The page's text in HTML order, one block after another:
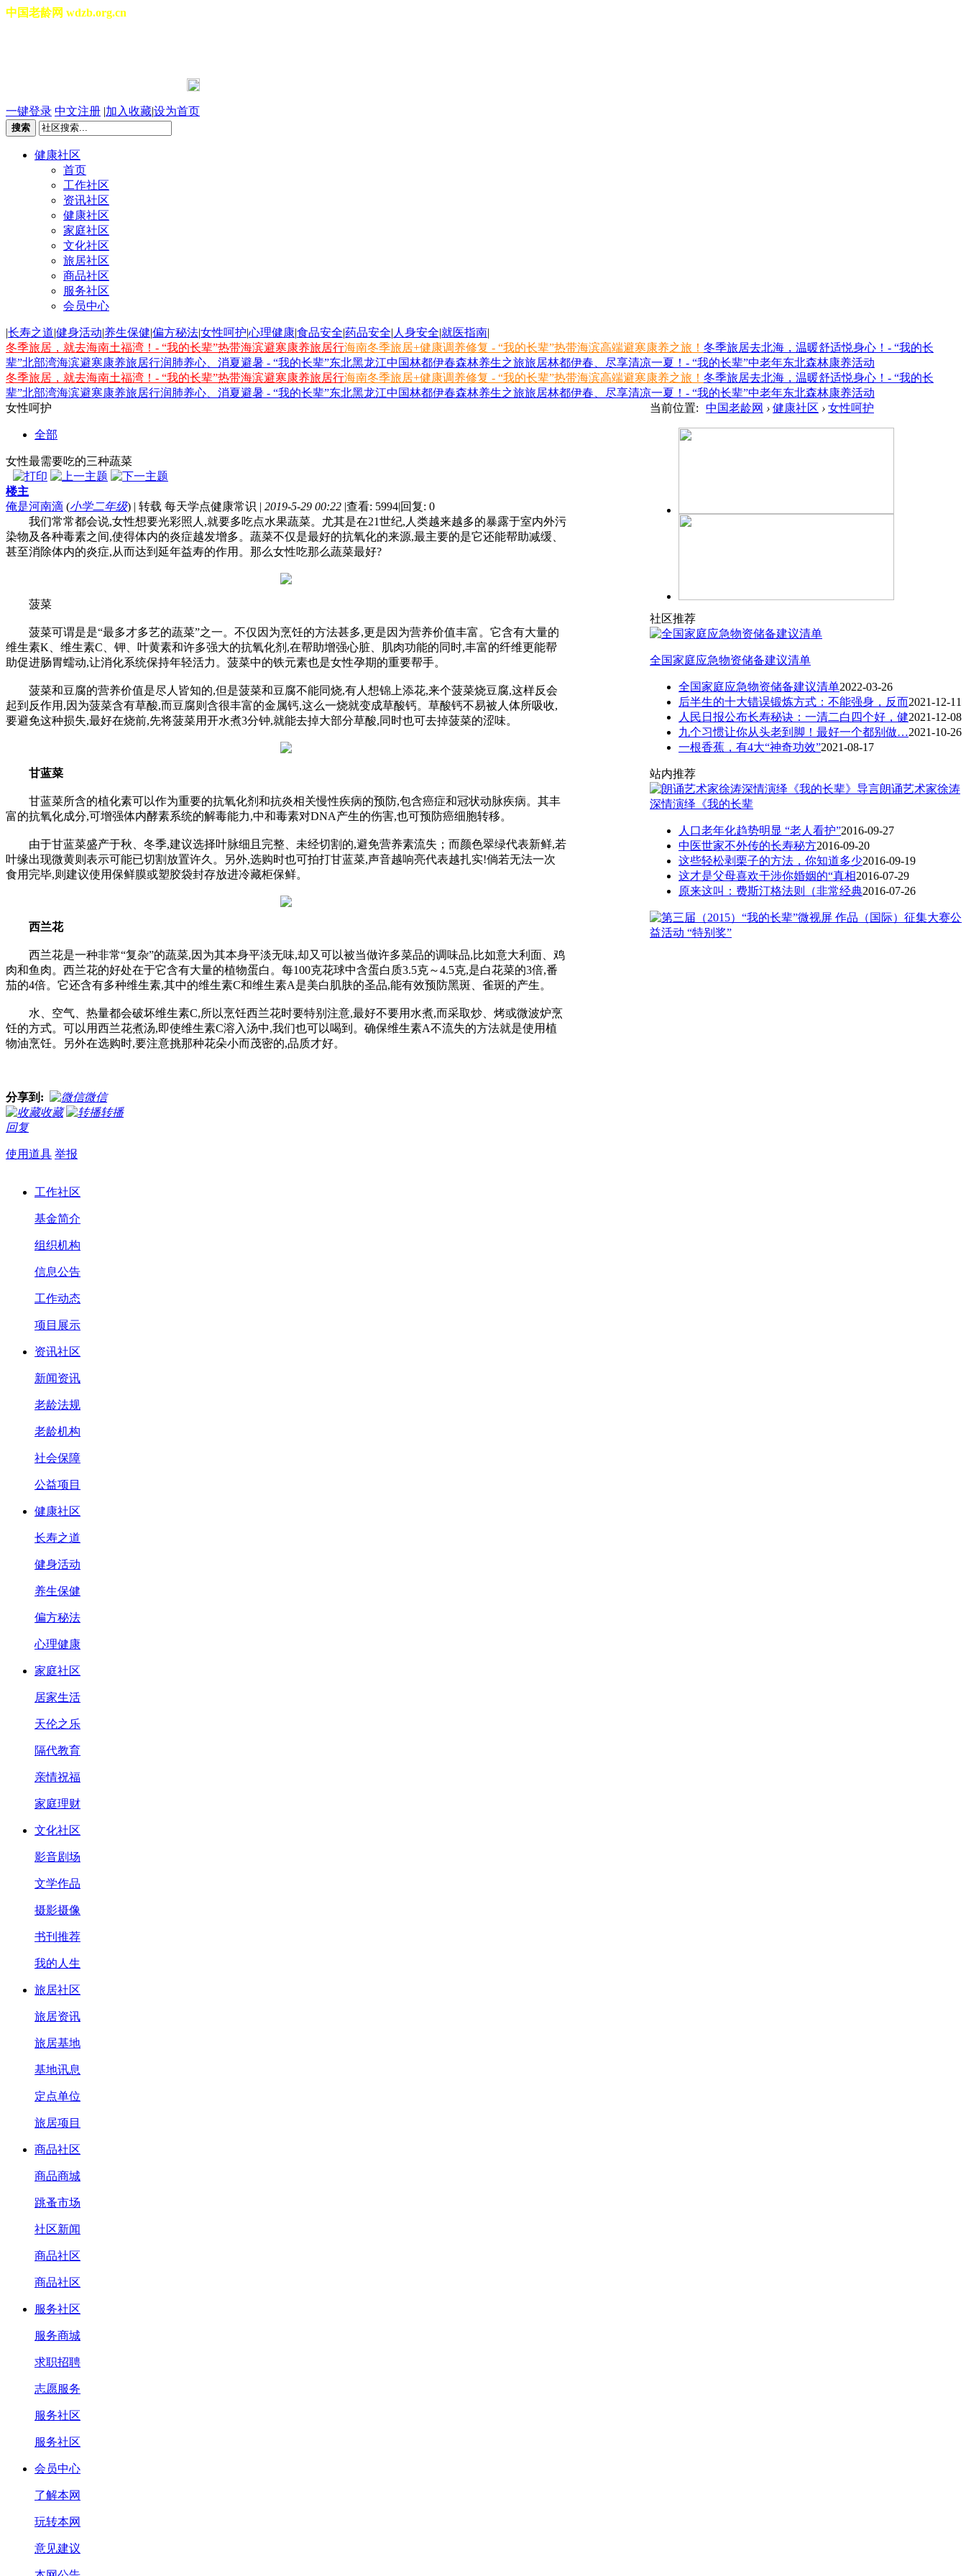
中国老龄网 wdzb.org.cn
一键登录 中文注册 |加入收藏|设为首页
搜索
健康社区
首页
工作社区
资讯社区
健康社区
家庭社区
文化社区
旅居社区
商品社区
服务社区
会员中心
|长寿之道|健身活动|养生保健|偏方秘法|女性呵护|心理健康|食品安全|药品安全| 人身安全|就医指南|
冬季旅居，就去海南土福湾！- “我的长辈”热带海滨避寒康养旅居行海南冬季旅居+健康调养修复 - “我的长辈”热带海滨高端避寒康养之旅！ 冬季旅居去北海，温暖舒适悦身心！- “我的长
辈”北部湾海滨避寒康养旅居行润肺养心、消夏避暑 - “我的长辈”东北黑龙江中国林都伊春森林养生之旅旅居林都伊春、尽享清凉一夏！- “我的长辈”中老年东北森林康养活动
冬季旅居，就去海南土福湾！- “我的长辈”热带海滨避寒康养旅居行海南冬季旅居+健康调养修复 - “我的长辈”热带海滨高端避寒康养之旅！ 冬季旅居去北海，温暖舒适悦身心！- “我的长
辈”北部湾海滨避寒康养旅居行润肺养心、消夏避暑 - “我的长辈”东北黑龙江中国林都伊春森林养生之旅旅居林都伊春、尽享清凉一夏！- “我的长辈”中老年东北森林康养活动
女性呵护
全部
女性最需要吃的三种蔬菜
楼主
俺是河南滴 (小学二年级) | 转载 每天学点健康常识 | 2019-5-29 00:22 |查看: 5994|回复: 0
我们常常都会说,女性想要光彩照人,就要多吃点水果蔬菜。尤其是在21世纪,人类越来越多的暴露于室内外污
染物及各种毒素之间,使得体内的炎症越发增多。蔬菜不仅是最好的抗氧化的来源,最主要的是它还能帮助减缓、
甚至消除体内的炎症,从而达到延年益寿的作用。那么女性吃那么蔬菜最好?
菠菜
菠菜可谓是是“最多才多艺的蔬菜”之一。不仅因为烹饪的方法甚多,更是因为营养价值丰富。它含有大量的
维生素K、维生素C、钾、叶黄素和许多强大的抗氧化剂,在帮助增强心脏、肌肉功能的同时,丰富的纤维更能帮
助促进肠胃蠕动,让消化系统保持年轻活力。菠菜中的铁元素也是女性孕期的重要帮手。
菠菜和豆腐的营养价值是尽人皆知的,但是菠菜和豆腐不能同烧,有人想锦上添花,来个菠菜烧豆腐,这样反会
起到反作用,因为菠菜含有草酸,而豆腐则含很丰富的金属钙,这么一烧就变成草酸钙。草酸钙不易被人体所吸收,
要避免这种损失,最好在烧前,先将菠菜用开水煮3分钟,就能去掉大部分草酸,同时也可去掉菠菜的涩味。
甘蓝菜
甘蓝菜所含的植化素可以作为重要的抗氧化剂和抗炎相关慢性疾病的预防,包含癌症和冠状动脉疾病。其丰
富的抗氧化成分,可增强体内酵素系统的解毒能力,中和毒素对DNA产生的伤害,也可预防癌细胞转移。
由于甘蓝菜盛产于秋、冬季,建议选择叶脉细且完整、未经切割的,避免营养素流失；而颜色翠绿代表新鲜,若
叶缘出现微黄则表示可能已切割放置许久。另外,选购时也可拍打甘蓝菜,声音越响亮代表越扎实!倘若无法一次
食用完毕,则建议使用保鲜膜或塑胶袋封存放进冷藏柜保鲜。
西兰花
西兰花是一种非常“复杂”的蔬菜,因为其本身平淡无味,却又可以被当做许多菜品的调味品,比如意大利面、鸡
肉和鱼肉。西兰花的好处在于它含有大量的植物蛋白。每100克花球中含蛋白质3.5克～4.5克,是白花菜的3倍,番
茄的4倍。它还含有多种维生素,其中的维生素C和维生素A是美白肌肤的圣品,能有效预防黑斑、雀斑的产生。
水、空气、热量都会破坏维生素C,所以烹饪西兰花时要特别注意,最好不要用水煮,而采取炒、烤或微波炉烹
饪的方式。可以用西兰花煮汤,即使维生素C溶入汤中,我们也可以喝到。确保维生素A不流失的方法就是使用植
物油烹饪。另外在选购时,要注意挑那种花朵小而茂密的,品质才好。
分享到:
微信
收藏
转播
回复
使用道具 举报
当前位置: 中国老龄网 › 健康社区 › 女性呵护
社区推荐
全国家庭应急物资储备建议清单
全国家庭应急物资储备建议清单2022-03-26
后半生的十大错误锻炼方式：不能强身，反而2021-12-11
人民日报公布长寿秘诀：一清二白四个好，健2021-12-08
九个习惯让你从头老到脚！最好一个都别做…2021-10-26
一根香蕉，有4大“神奇功效”2021-08-17
站内推荐
朗诵艺术家徐涛
深情演绎《我的长辈
人口老年化趋势明显 “老人看护”2016-09-27
中医世家不外传的长寿秘方2016-09-20
这些轻松剥栗子的方法，你知道多少2016-09-19
这才是父母喜欢干涉你婚姻的“真相2016-07-29
原来这叫：费斯汀格法则（非常经典2016-07-26
工作社区
基金简介
组织机构
信息公告
工作动态
项目展示
资讯社区
新闻资讯
老龄法规
老龄机构
社会保障
公益项目
健康社区
长寿之道
健身活动
养生保健
偏方秘法
心理健康
家庭社区
居家生活
天伦之乐
隔代教育
亲情祝福
家庭理财
文化社区
影音剧场
文学作品
摄影摄像
书刊推荐
我的人生
旅居社区
旅居资讯
旅居基地
基地讯息
定点单位
旅居项目
商品社区
商品商城
跳蚤市场
社区新闻
商品社区
商品社区
服务社区
服务商城
求职招聘
志愿服务
服务社区
服务社区
会员中心
了解本网
玩转本网
意见建议